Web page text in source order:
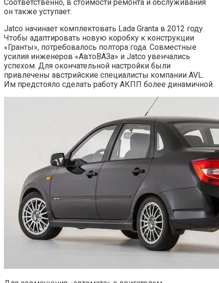
Соответственно, в стоимости ремонта и обслуживания
он также уступает.
Jatco начинает комплектовать Lada Granta в 2012 году.
Чтобы адаптировать новую коробку к конструкции
«Гранты», потребовалось полтора года. Совместные
усилия инженеров «АвтоВАЗа» и Jatco увенчались
успехом. Для окончательной настройки были
привлечены австрийские специалисты компании AVL.
Им предстояло сделать работу АКПП более динамичной.